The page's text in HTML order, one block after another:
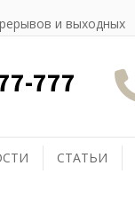
и выходных
777
СТАТЬИ